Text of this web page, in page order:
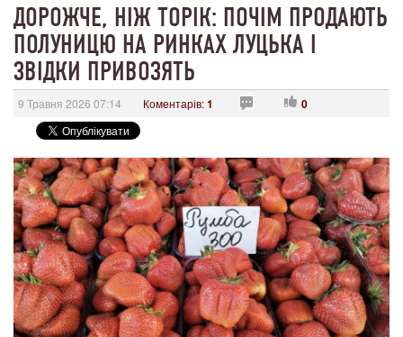
ДОРОЖЧЕ, НІЖ ТОРІК: ПОЧІМ ПРОДАЮТЬ
ПОЛУНИЦЮ НА РИНКАХ ЛУЦЬКА І
ЗВІДКИ ПРИВОЗЯТЬ
9 Травня 2026 07:14 Коментарів:1 0